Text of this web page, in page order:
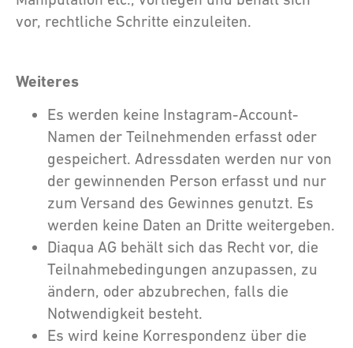
vor, rechtliche Schritte einzuleiten.
Weiteres
Es werden keine Instagram-Account-
Namen der Teilnehmenden erfasst oder
gespeichert. Adressdaten werden nur von
der gewinnenden Person erfasst und nur
zum Versand des Gewinnes genutzt. Es
werden keine Daten an Dritte weitergeben.
Diaqua AG behält sich das Recht vor, die
Teilnahmebedingungen anzupassen, zu
ändern, oder abzubrechen, falls die
Notwendigkeit besteht.
Es wird keine Korrespondenz über die